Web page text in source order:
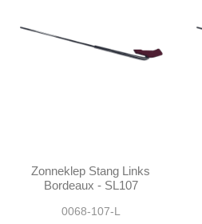
Zonneklep Stang Links
Bordeaux - SL107
0068-107-L